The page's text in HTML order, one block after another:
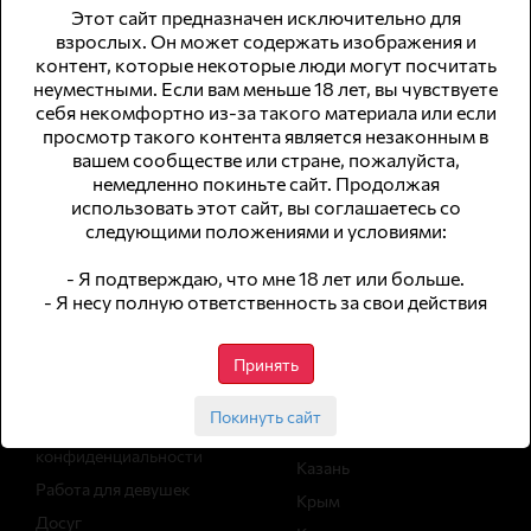
© 2026 WomWork.ru, Работа для девушек в Нижнем Тагиле
сайт для совершеннолетней аудитории
не публикуем анкеты с интим-услугами
Навигация
Вакансии
конфиденциальности
Работа для девушек
Досуг
Работа в
городах
Санкт-Петербург
Казань
Крым
Этот сайт предназначен исключительно для
взрослых. Он может содержать изображения и
контент, которые некоторые люди могут посчитать
неуместными. Если вам меньше 18 лет, вы чувствуете
себя некомфортно из-за такого материала или если
просмотр такого контента является незаконным в
вашем сообществе или стране, пожалуйста,
немедленно покиньте сайт. Продолжая
использовать этот сайт, вы соглашаетесь со
следующими положениями и условиями:
- Я подтверждаю, что мне 18 лет или больше.
- Я несу полную ответственность за свои действия
Принять
Покинуть сайт